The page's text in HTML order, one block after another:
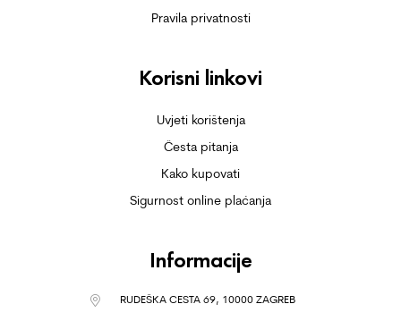
Pravila privatnosti
Korisni linkovi
Uvjeti korištenja
Česta pitanja
Kako kupovati
Sigurnost online plaćanja
Informacije
RUDEŠKA CESTA 69, 10000 ZAGREB